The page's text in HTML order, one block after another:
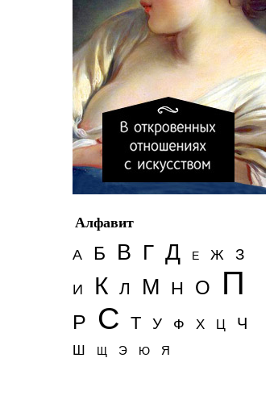
Алфавит
А
Б В Г Д Е Ж З
И К Л М Н О П
Р С Т У Ф Х Ц Ч
Ш Щ Э Ю Я